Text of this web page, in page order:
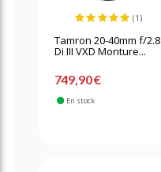
(1)
Tamron 20-40mm f/2.8
Di III VXD Monture...
749,90 €
En stock